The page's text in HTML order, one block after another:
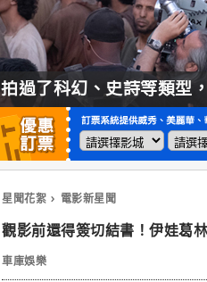
拍過了科幻、史詩等類型
星聞花絮 電影新星聞
觀影前還得簽切結書！伊娃葛
車庫娛樂